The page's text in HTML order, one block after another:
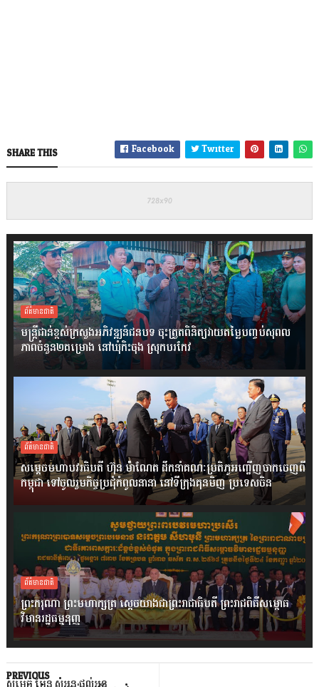
SHARE THIS Facebook Twitter
ព័ត៌មានជាតិ
មន្ត្រីជាន់ខ្ពស់ក្រសួងអភិវឌ្ឍន៍ជនបទ ចុះត្រួតពិនិត្យវាយតម្លៃបញ្ចប់សុពល
ភាពចំនួន២គម្រោង នៅឃុំកិះចុង ស្រុកបរកែវ
ព័ត៌មានជាតិ
សម្តេចមហាបវរធិបតី ហ៊ុន ម៉ាណែត ដឹកនាំគណៈប្រតិភូអញ្ជើញចាកចេញពី
កម្ពុជា ទៅចូលរួមកិច្ចប្រជុំកំពូលនានា នៅទីក្រុងគុនមិញ ប្រទេសចិន
ព័ត៌មានជាតិ
ព្រះករុណា ព្រះមហាក្សត្រ ស្តេចយាងជាព្រះរាជាធិបតី ព្រះរាជពិធីសម្ពោធ
វិមានរដ្ឋធម្មនុញ្ញ
PREVIOUS